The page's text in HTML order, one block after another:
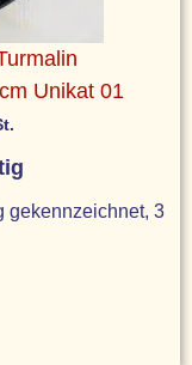
Unikat 01
gekennzeichnet, 3